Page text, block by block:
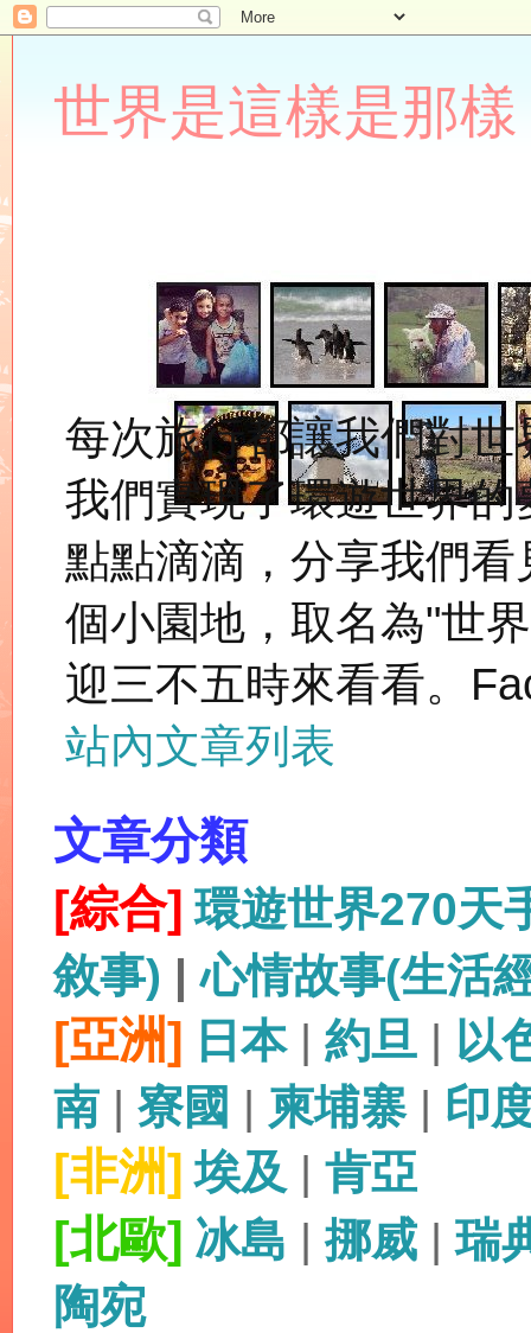
世界是這樣是那樣
每次旅行都讓我們對
我們實現了環遊世界
點點滴滴，分享我們
個小園地，取名為"世
迎三不五時來看看。
站內文章列表
文章分類
[綜合] 環遊世界270天
敘事) |心情故事(生活
[亞洲] 日本| 約旦 | 以
南 | 寮國 | 柬埔寨| 印
[非洲] 埃及 | 肯亞
[北歐] 冰島 |挪威 |瑞
陶宛